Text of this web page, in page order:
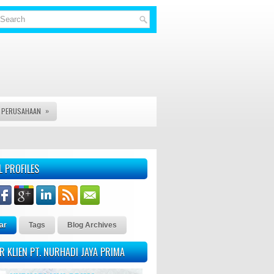
»
LAINYA - KAMI PT. NURHADI JAYA PRIMA MELAYANI
PROFILES
Tags Blog Archives
KLIEN PT. NURHADI JAYA PRIMA